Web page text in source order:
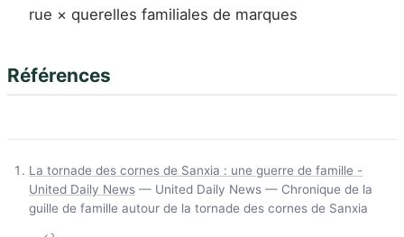
rue × querelles familiales de marques
Références
La tornade des cornes de Sanxia : une guerre de famille -
United Daily News — United Daily News — Chronique de la
guille de famille autour de la tornade des cornes de Sanxia